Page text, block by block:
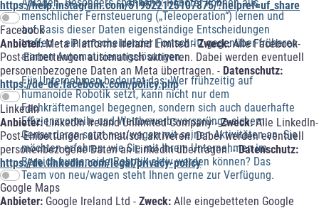
https://help.instagram.com/519522125107875/?helpref=uf_share
Facebook
Anbieter:Meta Platforms Ireland Limited -Zweck:Alle Facebook-
Post-Einbettungen automatisch aktiveren. Dabei werden eventuell
personenbezogene Daten an Meta übertragen. - Datenschutz:
https://de-de.facebook.com/policy.php
LinkedIn
Anbieter:LinkedIn Ireland Unlimited Company -Zweck:Alle LinkedIn-
Post-Einbettungen automatisch aktiveren. Dabei werden eventuell
personenbezogene Daten an LinkedIn übertragen. -Datenschutz:
https://de.linkedin.com/legal/privacy-policy
Google Maps
Anbieter: Google Ireland Ltd - Zweck: Alle eingebetteten Google
Anlagen. Besonders spannend: Roboter können aus
menschlicher Fernsteuerung („Teleoperation“) lernen und
auf Basis dieser Daten eigenständige Entscheidungen
treffen – ein entscheidender Fortschritt gegenüber früheren
starren Automatisierungslösungen.
Für Unternehmen bedeutet das: Wer frühzeitig auf
humanoide Robotik setzt, kann nicht nur dem
Fachkräftemangel begegnen, sondern sich auch dauerhafte
Effizienzvorteile und Wettbewerbsvorsprünge sichern.
Genau daran setzt neu/wagen mit seinen Aktivitäten an. Sie
möchten erfahren, wie Sie mit Ihrem Unternehmen im
Bereich humanoide Robotik aktiv werden können? Das
Team von neu/wagen steht Ihnen gerne zur Verfügung.